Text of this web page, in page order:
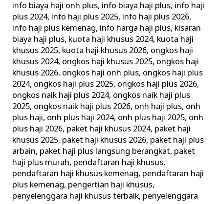
info biaya haji onh plus, info biaya haji plus, info haji
plus 2024, info haji plus 2025, info haji plus 2026,
info haji plus kemenag, info harga haji plus, kisaran
biaya haji plus, kuota haji khusus 2024, kuota haji
khusus 2025, kuota haji khusus 2026, ongkos haji
khusus 2024, ongkos haji khusus 2025, ongkos haji
khusus 2026, ongkos haji onh plus, ongkos haji plus
2024, ongkos haji plus 2025, ongkos haji plus 2026,
ongkos naik haji plus 2024, ongkos naik haji plus
2025, ongkos naik haji plus 2026, onh haji plus, onh
plus haji, onh plus haji 2024, onh plus haji 2025, onh
plus haji 2026, paket haji khusus 2024, paket haji
khusus 2025, paket haji khusus 2026, paket haji plus
arbain, paket haji plus langsung berangkat, paket
haji plus murah, pendaftaran haji khusus,
pendaftaran haji khusus kemenag, pendaftaran haji
plus kemenag, pengertian haji khusus,
penyelenggara haji khusus terbaik, penyelenggara